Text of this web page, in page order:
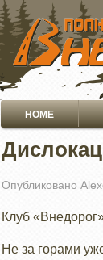
Основная
навигация
HOME
Опубликовано
Клуб
Не за горами